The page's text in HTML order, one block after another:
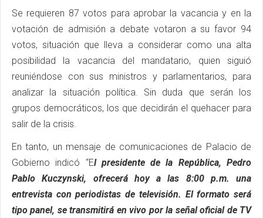
Se requieren 87 votos para aprobar la vacancia y en la
votación de admisión a debate votaron a su favor 94
votos, situación que lleva a considerar como una alta
posibilidad la vacancia del mandatario, quien siguió
reuniéndose con sus ministros y parlamentarios, para
analizar la situación política. Sin duda que serán los
grupos democráticos, los que decidirán el quehacer para
salir de la crisis.
En tanto, un mensaje de comunicaciones de Palacio de
Gobierno indicó “El presidente de la República, Pedro
Pablo Kuczynski, ofrecerá hoy a las 8:00 p.m. una
entrevista con periodistas de televisión. El formato será
tipo panel, se transmitirá en vivo por la señal oficial de TV